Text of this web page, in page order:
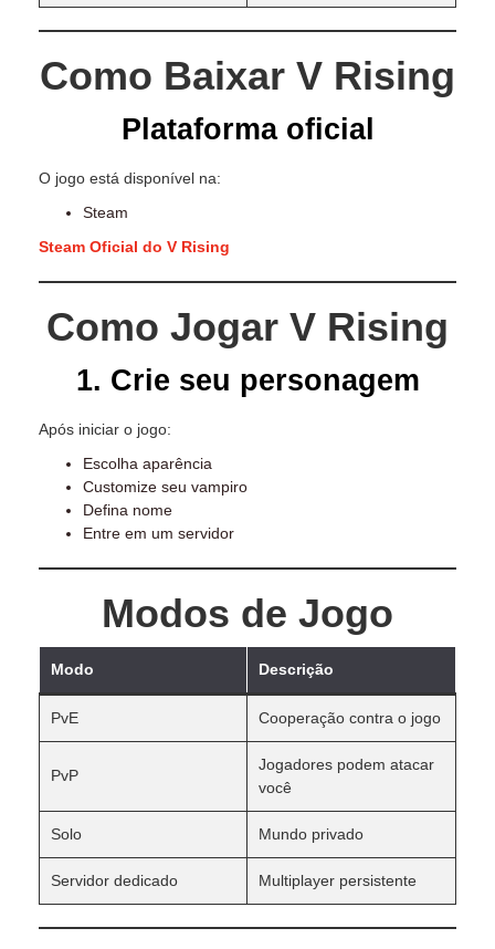
Como Baixar V Rising
Plataforma oficial
O jogo está disponível na:
Steam
Steam Oficial do V Rising
Como Jogar V Rising
1. Crie seu personagem
Após iniciar o jogo:
Escolha aparência
Customize seu vampiro
Defina nome
Entre em um servidor
Modos de Jogo
Modo Descrição
PvE Cooperação contra o jogo
PvP
Jogadores podem atacar
você
Solo Mundo privado
Servidor dedicado Multiplayer persistente